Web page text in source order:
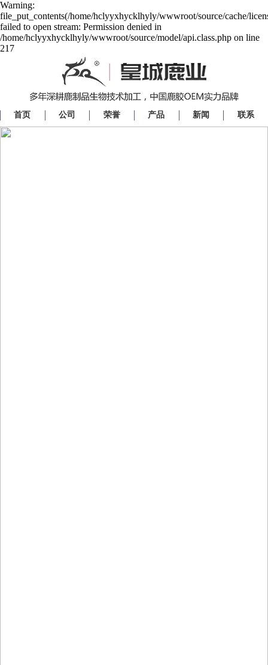
Warning:
file_put_contents(/home/hclyyxhycklhyly/wwwroot/source/cache/
failed to open stream: Permission denied in
/home/hclyyxhycklhyly/wwwroot/source/model/api.class.php on line
217
首页 公司 荣誉 产品 新闻 联系